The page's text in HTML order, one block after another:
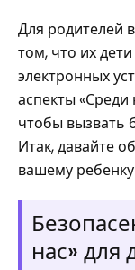
Для родителей
том, что их
электронных
аспекты
чтобы вызвать
Итак, давайте
вашему ребенку
нас» для